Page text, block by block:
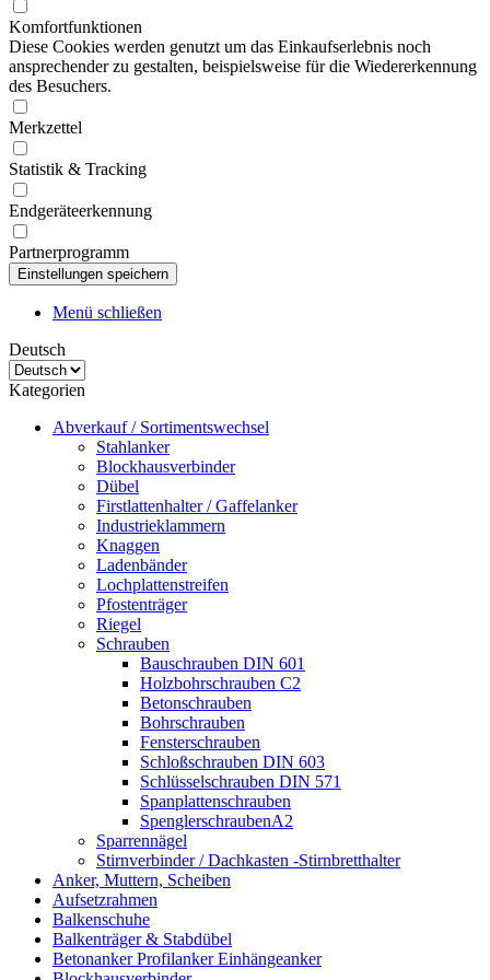
Komfortfunktionen
Diese Cookies werden genutzt um das Einkaufserlebnis noch
ansprechender zu gestalten, beispielsweise für die Wiedererkennung
des Besuchers.
Merkzettel
Statistik & Tracking
Endgeräteerkennung
Partnerprogramm
Menü schließen
Deutsch
Kategorien
Abverkauf / Sortimentswechsel
Stahlanker
Blockhausverbinder
Dübel
Firstlattenhalter / Gaffelanker
Industrieklammern
Knaggen
Ladenbänder
Lochplattenstreifen
Pfostenträger
Riegel
Schrauben
Bauschrauben DIN 601
Holzbohrschrauben C2
Betonschrauben
Bohrschrauben
Fensterschrauben
Schloßschrauben DIN 603
Schlüsselschrauben DIN 571
Spanplattenschrauben
SpenglerschraubenA2
Sparrennägel
Stirnverbinder / Dachkasten -Stirnbretthalter
Anker, Muttern, Scheiben
Aufsetzrahmen
Balkenschuhe
Balkenträger & Stabdübel
Betonanker Profilanker Einhängeanker